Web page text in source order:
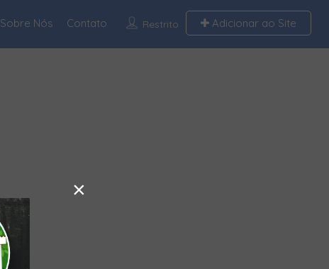
Restrito Adicionar ao Site
Sobre Nós Contato
×